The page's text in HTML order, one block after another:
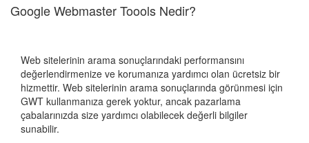
Google Webmaster Toools Nedir?
Web sitelerinin arama sonuçlarındaki performansını
değerlendirmenize ve korumanıza yardımcı olan ücretsiz bir
hizmettir. Web sitelerinin arama sonuçlarında görünmesi için
GWT kullanmanıza gerek yoktur, ancak pazarlama
çabalarınızda size yardımcı olabilecek değerli bilgiler
sunabilir.